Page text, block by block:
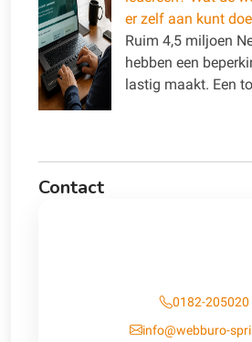
er zelf aan kunt
Ruim 4,5 miljoen
hebben een
lastig maakt. Een
Contact
0182-205020
info@webburo-